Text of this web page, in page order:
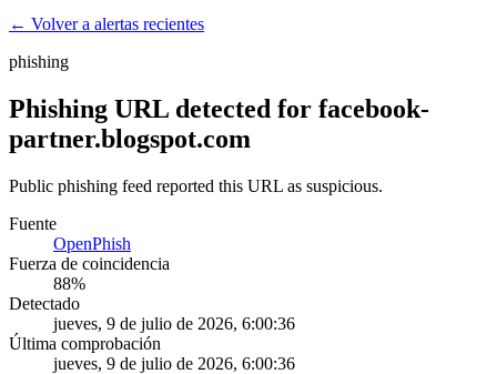
← Volver a alertas recientes
phishing
Phishing URL detected for facebook-
partner.blogspot.com
Public phishing feed reported this URL as suspicious.
Fuente
OpenPhish
Fuerza de coincidencia
88%
Detectado
jueves, 9 de julio de 2026, 6:00:36
Última comprobación
jueves, 9 de julio de 2026, 6:00:36